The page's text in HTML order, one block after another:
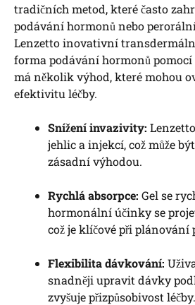
tradičních metod, které často
podávání hormonů nebo
Lenzetto inovativní
forma podávání hormonů pomocí
má několik výhod, které mohou
efektivitu léčby.
Snížení invazivity:
jehlic a injekcí, což může
zásadní výhodou.
Rychlá absorpce: Gel se
hormonální účinky se
což je klíčové při plánování
Flexibilita dávkování:
snadněji upravit dávky
zvyšuje přizpůsobivost léčby.